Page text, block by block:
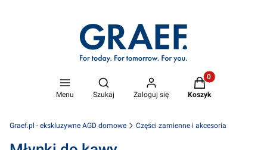
Menu
Otwórz wyszukiwarkę
Szukaj Zaloguj się
Produkty w
Koszyk
Graef.pl - ekskluzywne AGD domowe Części zamienne i akcesoria